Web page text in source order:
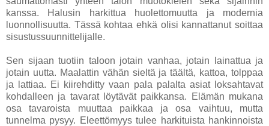
kanssa. Halusin harkittua huolettomuutta ja modernia
luonnollisuutta. Tässä kohtaa ehkä olisi kannattanut soittaa
sisustussuunnittelijalle.
Sen sijaan tuotiin taloon jotain vanhaa, jotain lainattua ja
jotain uutta. Maalattin vähän sieltä ja täältä, kattoa, tolppaa
ja lattiaa. Ei kiirehditty vaan pala palalta asiat loksahtavat
kohdalleen ja tavarat löytävät paikkansa. Elämän mukana
osa tavaroista muuttaa paikkaa ja osa vaihtuu, mutta
tunnelma pysyy. Eleettömyys tulee harkituista hankinnoista